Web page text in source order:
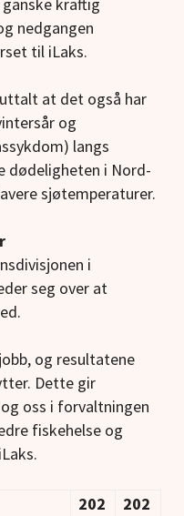
kraftig
nedgangen
til iLaks.
at det også har
og
langs
dødeligheten i Nord-
sjøtemperaturer.
i
seg over at
og resultatene
Dette gir
oss i forvaltningen
fiskehelse og
202
202